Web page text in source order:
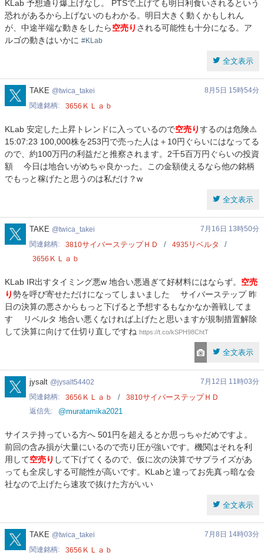
KLab 予想通り爆上げなし。 PTSで上げても明日利食いされるという
恐れがあるから上げないのもわかる。明日大きく動くかもしれん
が、中途半端な動きをしたら空売り される可能性も十分になる。ア
ルゴの動きはいかに #KLab
全文表示
twica_takei
TAKE twica_takei
8月5日 15時54分
関連銘柄
3656 ＫＬａｂ
KLab 安定した上昇トレンドに入っているので空売りするのは危険⚠️
15:07:23 100,000株を253円で売った人は＋10円ぐらいにはなってる
ので、約100万円の利益だと推察されます。2千5百万円ぐらいの投資
額 今日は地合いがめちゃ良かった。この金額使えるなら他の銘柄
でもっと稼げたと思うのは私だけ？w
全文表示
twica_takei
TAKE twica_takei
7月16日 13時50分
関連銘柄
3810サイバーステップＨＤ 4935 リベルタ
3656 ＫＬａｂ
KLab IR出すタイミング悪w 地合い悪過ぎて好材料にはならず。 空売
り勢を呼び寄せただけになってしまいました サイバーステップ 昨
日の決算の悪さからもっと下げると予想するもなかなか善戦してま
す リベルタ 地合い悪くなければ上げたと思いますが規制措置解除
して決算に向けて仕切り直しですね https://t.co/kSPH98ChtT
全文表示
jysalt54402
jysalt jysalt54402
7月12日 11時03分
関連銘柄
3656 ＫＬａｂ 3810サイバーステップＨＤ
返信先 @muratamika2021
サイステ持っている方へ 501円を超えるとか思っちゃだめですよ。
前回の含み損が大量にいるので売り圧が強いです。機関はそれを利
用して空売り して下げてくるので、仮に次の決算でサプライズがあ
っても全戻しする可能性が高いです。KLabと違ってお先真っ暗な会
社なので上げたら速攻で抜けた方がいい
全文表示
twica_takei
TAKE twica_takei
7月8日 14時03分
関連銘柄
3656 ＫＬａｂ